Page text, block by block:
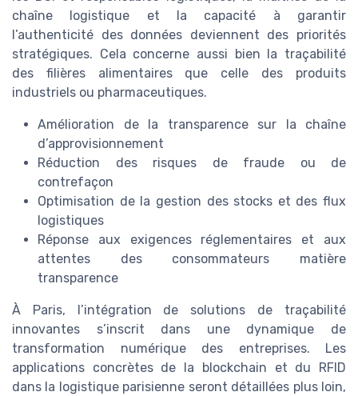
chaîne logistique et la capacité à garantir
l’authenticité des données deviennent des priorités
stratégiques. Cela concerne aussi bien la traçabilité
des filières alimentaires que celle des produits
industriels ou pharmaceutiques.
Amélioration de la transparence sur la chaîne
d’approvisionnement
Réduction des risques de fraude ou de
contrefaçon
Optimisation de la gestion des stocks et des flux
logistiques
Réponse aux exigences réglementaires et aux
attentes des consommateurs matière
transparence
À Paris, l’intégration de solutions de traçabilité
innovantes s’inscrit dans une dynamique de
transformation numérique des entreprises. Les
applications concrètes de la blockchain et du RFID
dans la logistique parisienne seront détaillées plus loin,